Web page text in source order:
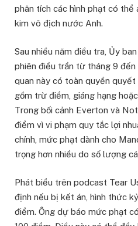
phân tích các hình phạt có thể
kim vô địch nước Anh.
Sau nhiều năm điều tra, Ủy
phiên điều trần từ tháng 9 đến
quan này có toàn quyền
gồm trừ điểm, giáng hạng
Trong bối cảnh Everton và
điểm vì vi phạm quy tắc lợi
chính, mức phạt dành cho
trọng hơn nhiều do số lượng
Phát biểu trên podcast Tear
định nếu bị kết án, hình thức
điểm. Ông dự báo mức phạt